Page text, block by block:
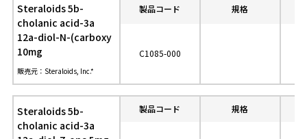
Steraloids 5b-
cholanic acid-3a
12a-diol-N-(carboxy
10mg
販売元：Steraloids, Inc.*
製品コード 規格
C1085-000
Steraloids 5b-
cholanic acid-3a
製品コード 規格